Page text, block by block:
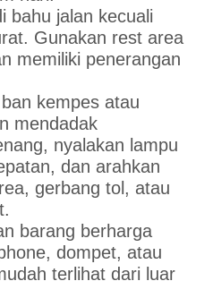
bahu jalan kecuali
Gunakan rest area
memiliki penerangan
kempes atau
mendadak
nyalakan lampu
dan arahkan
gerbang tol, atau
barang berharga
dompet, atau
terlihat dari luar